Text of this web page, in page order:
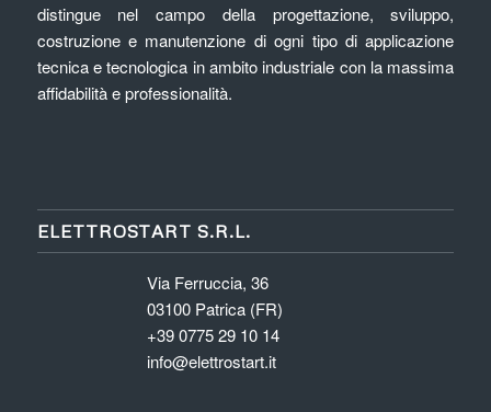
distingue nel campo della progettazione, sviluppo,
costruzione e manutenzione di ogni tipo di applicazione
tecnica e tecnologica in ambito industriale con la massima
affidabilità e professionalità.
ELETTROSTART S.R.L.
Via Ferruccia, 36
03100 Patrica (FR)
+39 0775 29 10 14
info@elettrostart.it